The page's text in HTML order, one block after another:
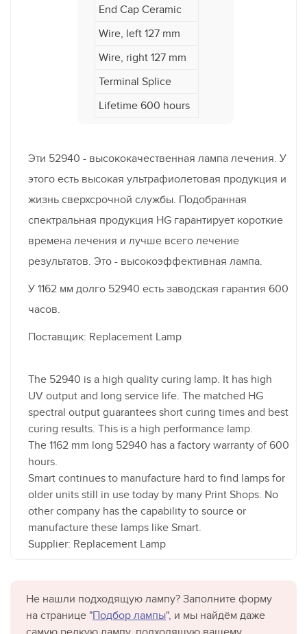
End Cap Ceramic
Wire, left 127 mm
Wire, right 127 mm
Terminal Splice
Lifetime 600 hours
Эти 52940 - высококачественная лампа лечения. У
этого есть высокая ультрафиолетовая продукция и
жизнь сверхсрочной службы. Подобранная
спектральная продукция HG гарантирует короткие
времена лечения и лучше всего лечение
результатов. Это - высокоэффективная лампа.
У 1162 мм долго 52940 есть заводская гарантия 600
часов.
Поставщик: Replacement Lamp
The 52940 is a high quality curing lamp. It has high
UV output and long service life. The matched HG
spectral output guarantees short curing times and best
curing results. This is a high performance lamp.
The 1162 mm long 52940 has a factory warranty of 600
hours.
Smart continues to manufacture hard to find lamps for
older units still in use today by many Print Shops. No
other company has the capability to source or
manufacture these lamps like Smart.
Supplier: Replacement Lamp
Не нашли подходящую лампу? Заполните форму
на странице "Подбор лампы", и мы найдём даже